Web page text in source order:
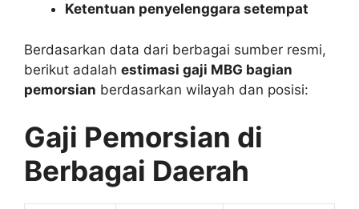
Ketentuan penyelenggara setempat
Berdasarkan data dari berbagai sumber resmi,
berikut adalah estimasi gaji MBG bagian
pemorsian berdasarkan wilayah dan posisi:
Gaji Pemorsian di
Berbagai Daerah